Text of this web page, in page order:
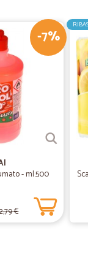
e spedizione molto
di avere scoperto
-7%
- ml.500
€